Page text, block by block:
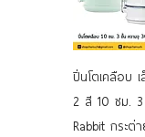
ปิ่นโตเคลือบ
2 สี 10 ซม.
Rabbit กระต่